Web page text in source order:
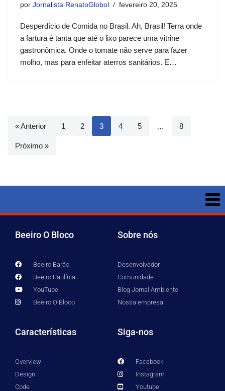
por Jornalista RenatoGlobol fevereiro 20, 2025
Desperdício de Comida no Brasil. Ah, Brasil! Terra onde
a fartura é tanta que até o lixo parece uma vitrine
gastronômica. Onde o tomate não serve para fazer
molho, mas para enfeitar aterros sanitários. E…
« Anterior 1 2 3 4 5 … 8
Próximo »
Beeiro O Bloco
Beeiro Barão
Beeiro Paulínia
YouTube
Beeiro O Bloco
Sobre nós
Desenvolvedor
Comunidade
Blog Jornal Ambiente
Nossa empresa
Características
Overview
Design
Code
Siga-nos
Facebook
Instagram
Youtube